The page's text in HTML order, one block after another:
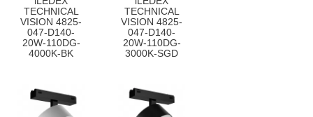
TECHNICAL
VISION 4825-
047-D140-
20W-110DG-
4000K-BK
TECHNICAL
VISION 4825-
047-D140-
20W-110DG-
3000K-SGD